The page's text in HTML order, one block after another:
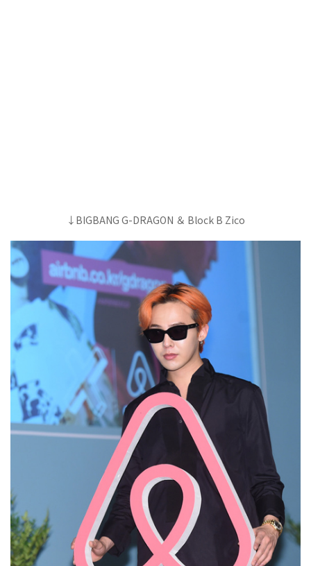
↓BIGBANG G-DRAGON ＆ Block B Zico